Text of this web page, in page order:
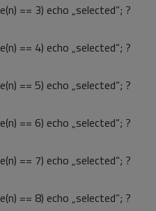
== 3) echo „selected“; ?
== 4) echo „selected“; ?
== 5) echo „selected“; ?
== 6) echo „selected“; ?
== 7) echo „selected“; ?
== 8) echo „selected“; ?